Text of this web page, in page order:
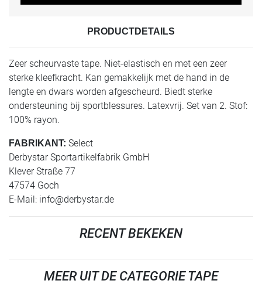
PRODUCTDETAILS
Zeer scheurvaste tape. Niet-elastisch en met een zeer
sterke kleefkracht. Kan gemakkelijk met de hand in de
lengte en dwars worden afgescheurd. Biedt sterke
ondersteuning bij sportblessures. Latexvrij. Set van 2. Stof:
100% rayon.
FABRIKANT: Select
Derbystar Sportartikelfabrik GmbH
Klever Straße 77
47574 Goch
E-Mail: info@derbystar.de
RECENT BEKEKEN
MEER UIT DE CATEGORIE TAPE